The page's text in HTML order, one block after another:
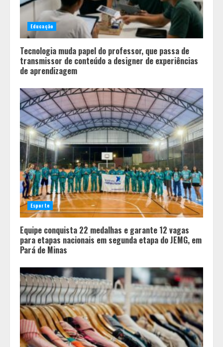
Tecnologia que “lê” o solo
transforma manejo agrícola e
comprova ganhos de produtividade
Educação
Tecnologia muda papel do professor, que passa de
transmissor de conteúdo a designer de experiências
de aprendizagem
Esporte
Equipe conquista 22 medalhas e garante 12 vagas
para etapas nacionais em segunda etapa do JEMG, em
Pará de Minas